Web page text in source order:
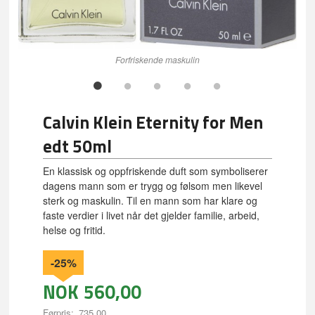
Forfriskende maskulin
Calvin Klein Eternity for Men
edt 50ml
En klassisk og oppfriskende duft som symboliserer
dagens mann som er trygg og følsom men likevel
sterk og maskulin. Til en mann som har klare og
faste verdier i livet når det gjelder familie, arbeid,
helse og fritid.
NOK 560,00
Førpris: 735,00
-25%